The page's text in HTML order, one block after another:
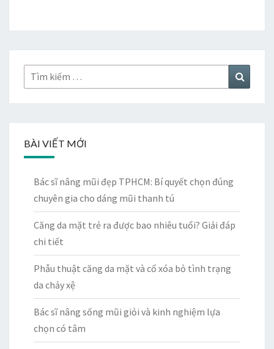
viết
Tìm
kiếm:
kiếm
BÀI VIẾT MỚI
Bác sĩ nâng mũi đẹp TPHCM: Bí quyết chọn đúng
chuyên gia cho dáng mũi thanh tú
Căng da mặt trẻ ra được bao nhiêu tuổi? Giải đáp
chi tiết
Phẫu thuật căng da mặt và cổ xóa bỏ tình trạng
da chảy xệ
Bác sĩ nâng sống mũi giỏi và kinh nghiệm lựa
chọn có tâm